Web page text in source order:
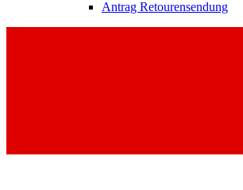
Antrag Retourensendung